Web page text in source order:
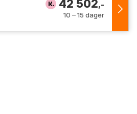
42 502,-
10 – 15 dager